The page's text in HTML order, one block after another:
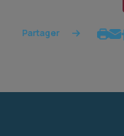
Partager